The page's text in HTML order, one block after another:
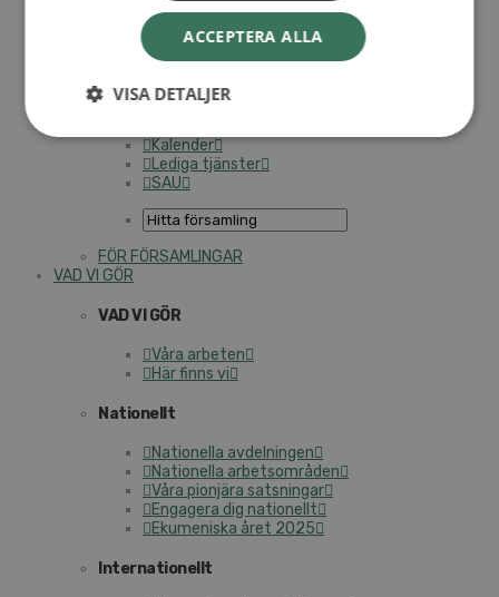
LOGGA IN
Personalförsäkringar
SAMP – personalförbundet
Kalender
Lediga tjänster
SAU
FÖR FÖRSAMLINGAR
VAD VI GÖR
VAD VI GÖR
Våra arbeten
Här finns vi
Nationellt
Nationella avdelningen
Nationella arbetsområden
Våra pionjära satsningar
Engagera dig nationellt
Ekumeniska året 2025
Internationellt
ACCEPTERA ALLA
VISA DETALJER